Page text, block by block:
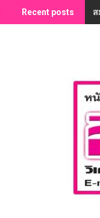
Recent posts